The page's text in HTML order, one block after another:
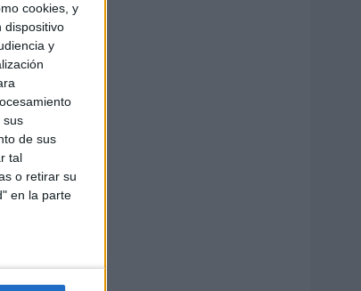
cookies, y
dispositivo
y
sus
de sus
tal
o retirar su
en la parte